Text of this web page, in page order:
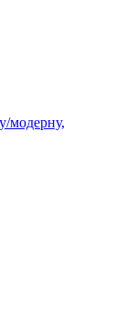
модерну,